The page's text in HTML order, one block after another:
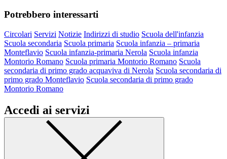
Potrebbero interessarti
Circolari Servizi Notizie Indirizzi di studio Scuola dell'infanzia
Scuola secondaria Scuola primaria Scuola infanzia – primaria
Monteflavio Scuola infanzia-primaria Nerola Scuola infanzia
Montorio Romano Scuola primaria Montorio Romano Scuola
secondaria di primo grado acquaviva di Nerola Scuola secondaria di
primo grado Monteflavio Scuola secondaria di primo grado
Montorio Romano
Accedi ai servizi